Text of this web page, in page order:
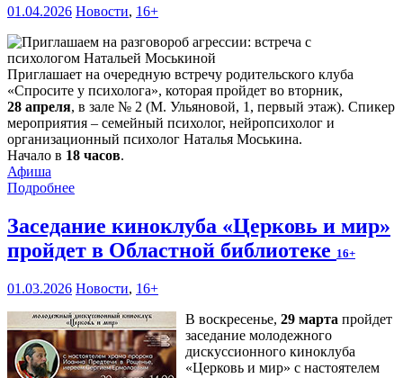
01.04.2026 Новости, 16+
Приглашает на очередную встречу родительского клуба
«Спросите у психолога», которая пройдет во вторник,
28 апреля, в зале № 2 (М. Ульяновой, 1, первый этаж). Спикер
мероприятия – семейный психолог, нейропсихолог и
организационный психолог Наталья Моськина.
Начало в 18 часов.
Афиша
Подробнее
Заседание киноклуба «Церковь и мир»
пройдет в Областной библиотеке 16+
01.03.2026 Новости, 16+
В воскресенье, 29 марта пройдет
заседание молодежного
дискуссионного киноклуба
«Церковь и мир» с настоятелем